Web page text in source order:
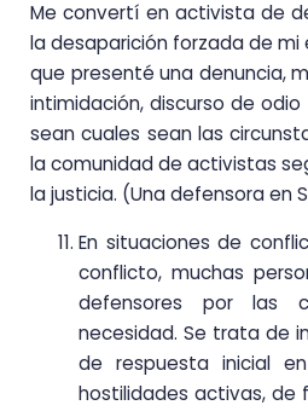
Me convertí en activista de
la desaparición forzada de mi
que presenté una denuncia,
intimidación, discurso de
sean cuales sean las
la comunidad de activistas
la justicia. (Una defensora en
En situaciones de
conflicto, muchas
defensores por las
necesidad. Se trata de
de respuesta inicial
hostilidades activas, de